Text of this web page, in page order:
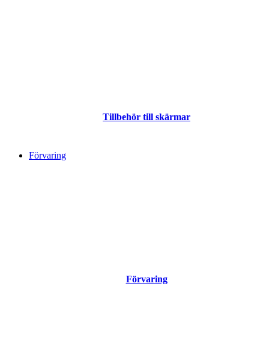
Tillbehör till skärmar
Förvaring
Förvaring